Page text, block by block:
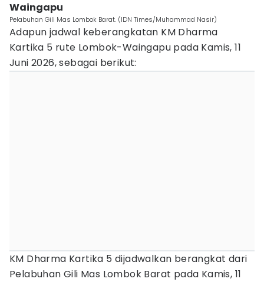
Waingapu
Pelabuhan Gili Mas Lombok Barat. (IDN Times/Muhammad Nasir)
Adapun jadwal keberangkatan KM Dharma
Kartika 5 rute Lombok-Waingapu pada Kamis, 11
Juni 2026, sebagai berikut:
KM Dharma Kartika 5 dijadwalkan berangkat dari
Pelabuhan Gili Mas Lombok Barat pada Kamis, 11